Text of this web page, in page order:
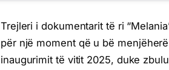
Trejleri i dokumentarit të ri
për një moment që u bë
inaugurimit të vitit 2025, duke